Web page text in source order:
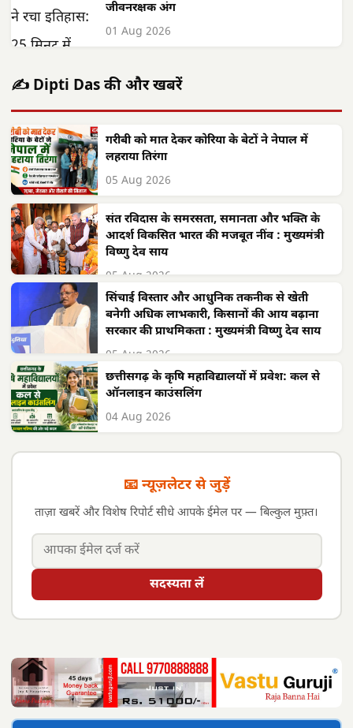
जीवनरक्षक अंग
01 Aug 2026
✍️ Dipti Das की और खबरें
गरीबी को मात देकर कोरिया के बेटों ने नेपाल में
लहराया तिरंगा
05 Aug 2026
संत रविदास के समरसता, समानता और भक्ति के
आदर्श विकसित भारत की मजबूत नींव : मुख्यमंत्री
विष्णु देव साय
05 Aug 2026
सिंचाई विस्तार और आधुनिक तकनीक से खेती
बनेगी अधिक लाभकारी, किसानों की आय बढ़ाना
सरकार की प्राथमिकता : मुख्यमंत्री विष्णु देव साय
05 Aug 2026
छत्तीसगढ़ के कृषि महाविद्यालयों में प्रवेश: कल से
ऑनलाइन काउंसलिंग
04 Aug 2026
📧 न्यूज़लेटर से जुड़ें
ताज़ा खबरें और विशेष रिपोर्ट सीधे आपके ईमेल पर — बिल्कुल मुफ़्त।
सदस्यता लें